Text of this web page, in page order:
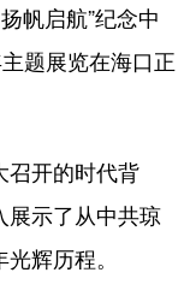
帆启航”纪念中
题展览在海口正
开的时代背
展示了从中共琼
辉历程。